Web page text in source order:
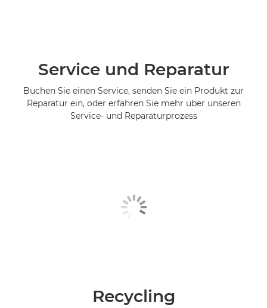
Service und Reparatur
Buchen Sie einen Service, senden Sie ein Produkt zur
Reparatur ein, oder erfahren Sie mehr über unseren
Service- und Reparaturprozess
Recycling